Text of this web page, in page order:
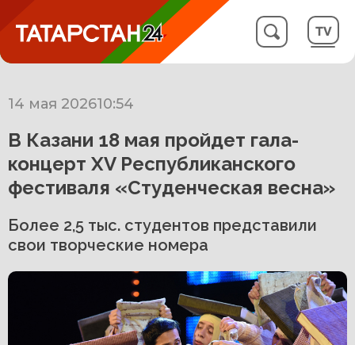
14 мая 202610:54
В Казани 18 мая пройдет гала-
концерт XV Республиканского
фестиваля «Студенческая весна»
Более 2,5 тыс. студентов представили
свои творческие номера